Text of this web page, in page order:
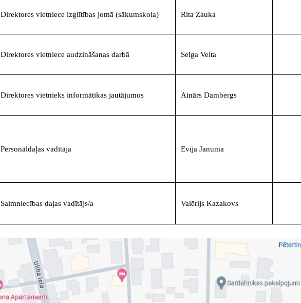
Direktores vietniece izglītības jomā (sākumskola) Rita Zauka
Direktores vietniece audzināšanas darbā Selga Veita
Direktores vietnieks informātikas jautājumos Ainārs Dambergs
Personāldaļas vadītāja Evija Januma
Saimniecības daļas vadītājs/a Valērijs Kazakovs